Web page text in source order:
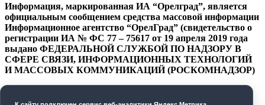
Информация, маркированная ИА “Орелград”, является
официальным сообщением средства массовой информации
Информационное агентство “ОрелГрад” (свидетельство о
регистрации ИА № ФС 77 – 75617 от 19 апреля 2019 года
выдано ФЕДЕРАЛЬНОЙ СЛУЖБОЙ ПО НАДЗОРУ В
СФЕРЕ СВЯЗИ, ИНФОРМАЦИОННЫХ ТЕХНОЛОГИЙ
И МАССОВЫХ КОММУНИКАЦИЙ (РОСКОМНАДЗОР)